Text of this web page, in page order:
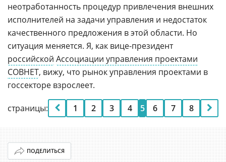
неотработанность процедур привлечения внешних
исполнителей на задачи управления и недостаток
качественного предложения в этой области. Но
ситуация меняется. Я, как вице-президент
российской Ассоциации управления проектами
СОВНЕТ, вижу, что рынок управления проектами в
госсекторе взрослеет.
страницы: 1 2 3 4 5 6 7 8
ПОДЕЛИТЬСЯ